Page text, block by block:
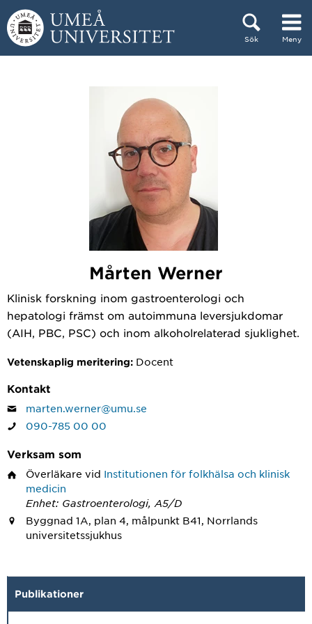
Hoppa direkt till innehållet
Sök Meny
Mårten Werner
Klinisk forskning inom gastroenterologi och
hepatologi främst om autoimmuna leversjukdomar
(AIH, PBC, PSC) och inom alkoholrelaterad sjuklighet.
Vetenskaplig meritering: Docent
Kontakt
marten.werner@umu.se
090-785 00 00
Verksam som
Överläkare vid Institutionen för folkhälsa och klinisk
medicin
Enhet: Gastroenterologi, A5/D
Byggnad 1A, plan 4, målpunkt B41, Norrlands
universitetssjukhus
Publikationer